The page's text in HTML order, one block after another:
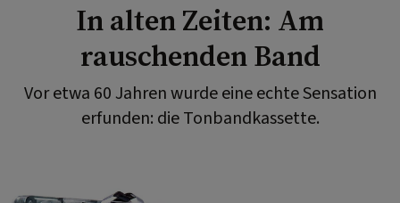
In alten Zeiten: Am
rauschenden Band
Vor etwa 60 Jahren wurde eine echte Sensation
erfunden: die Tonbandkassette.